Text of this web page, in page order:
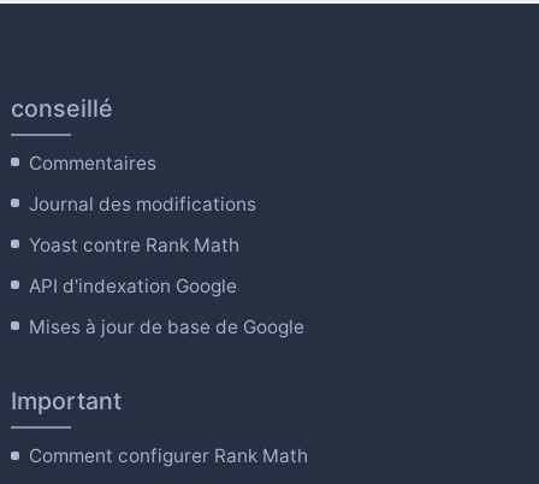
conseillé
Commentaires
Journal des modifications
Yoast contre Rank Math
API d'indexation Google
Mises à jour de base de Google
Important
Comment configurer Rank Math